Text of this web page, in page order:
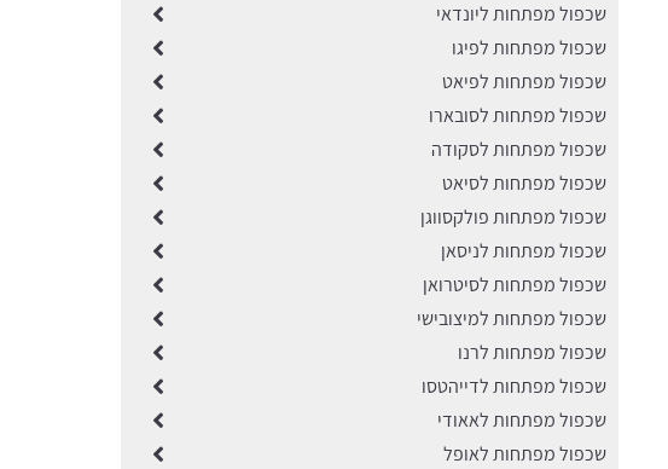
שכפול מפתחות ליונדאי
שכפול מפתחות לפיגו
שכפול מפתחות לפיאט
שכפול מפתחות לסובארו
שכפול מפתחות לסקודה
שכפול מפתחות לסיאט
שכפול מפתחות פולקסווגן
שכפול מפתחות לניסאן
שכפול מפתחות לסיטרואן
שכפול מפתחות למיצובישי
שכפול מפתחות לרנו
שכפול מפתחות לדייהטסו
שכפול מפתחות לאאודי
שכפול מפתחות לאופל